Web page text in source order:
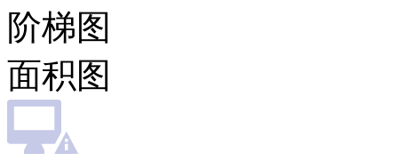
阶梯图
面积图